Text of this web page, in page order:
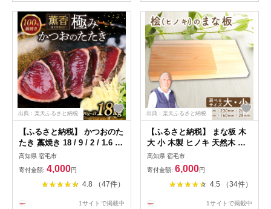
市
出典：楽天ふるさと納税
【ふるさと納税】 かつおのた
たき 藁焼き 18 / 9 / 2 / 1.6 /
1kg / 600g / 300g かつお た
たき わら焼き 訳あり 鰹のた
たき 訳あり スピード配送 定
期便 鰹たたき かつお藁焼き
高知県 宿毛市
寄付金額: 4,000円
4.8 （47件）
1サイトで掲載中
出典：楽天ふるさと納税
【ふるさと納税】 まな板 木
大 小 木製 ヒノキ 天然木 ふ
るさと納税 カッティングボー
ド ふるさと納税 キッチン用
品 調理器具 長方形 四万十川
土佐 高知県産 天然素材 抗菌
高知県 宿毛市
寄付金額: 6,000円
4.5 （34件）
1サイトで掲載中